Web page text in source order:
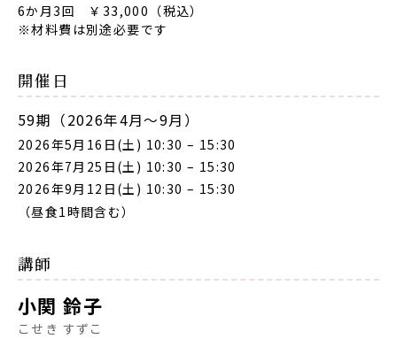
6か月3回 ￥33,000（税込）
※材料費は別途必要です
開催日
59期（2026年4月～9月）
2026年5月16日(土) 10:30 – 15:30
2026年7月25日(土) 10:30 – 15:30
2026年9月12日(土) 10:30 – 15:30
（昼食1時間含む）
講師
小関 鈴子
こせき すずこ